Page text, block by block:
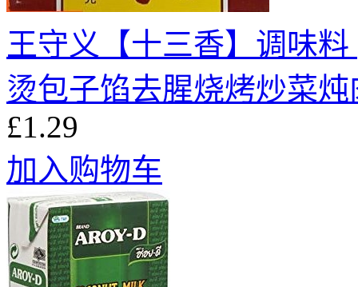
王守义【十三香】调味
烫包子馅去腥烧烤炒菜炖
£1.29
加入购物车